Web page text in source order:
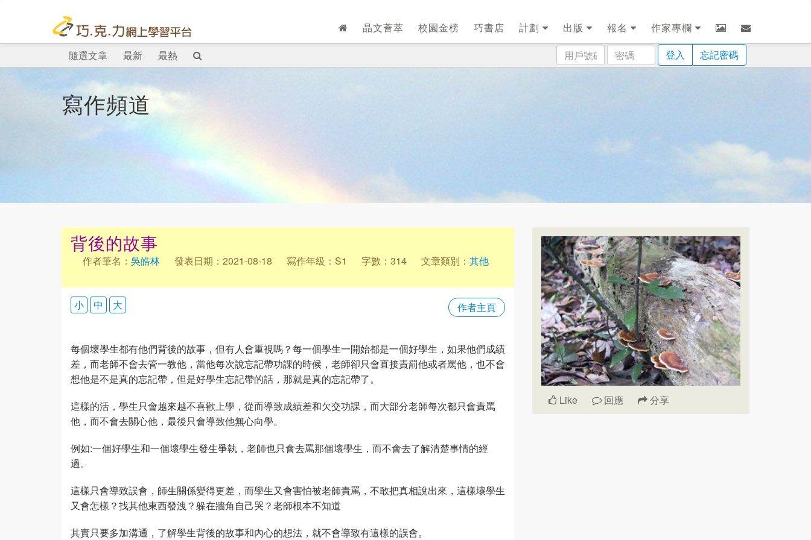
晶文薈萃 校園金榜 巧書店 計劃 出版 報名
作家專欄
用
戶
密
碼
登入 忘記密碼
隨選文章 最新 最熱
寫作頻道
背後的故事
作者筆名： 吳皓林 發表日期：2021-08-18 寫作年級：S1 字數：314 文章類別： 其他
作者主頁
小 中 大
每個壞學生都有他們背後的故事，但有人會重視嗎？每一個學生一開始都是一個好學生，如果他們成績
差，而老師不會去管一教他，當他每次說忘記帶功課的時候，老師卻只會直接責罰他或者罵他，也不會
想他是不是真的忘記帶，但是好學生忘記帶的話，那就是真的忘記帶了。
這樣的活，學生只會越來越不喜歡上學，從而導致成績差和欠交功課，而大部分老師每次都只會責罵
他，而不會去關心他，最後只會導致他無心向學。
例如:一個好學生和一個壞學生發生爭執，老師也只會去罵那個壞學生，而不會去了解清楚事情的經
過。
這樣只會導致誤會，師生關係變得更差，而學生又會害怕被老師責罵，不敢把真相說出來，這樣壞學生
又會怎樣？找其他東西發洩？躲在牆角自己哭？老師根本不知道
其實只要多加溝通，了解學生背後的故事和內心的想法，就不會導致有這樣的誤會。
Like 回應 分享